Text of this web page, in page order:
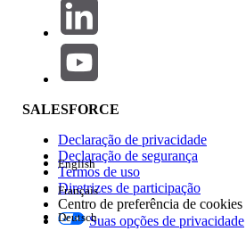
Impacto do recurso
Edição
SALESFORCE
Declaração de privacidade
Declaração de segurança
Termos de uso
Diretrizes de participação
Centro de preferência de cookies
Suas opções de privacidade
English
Français
Deutsch